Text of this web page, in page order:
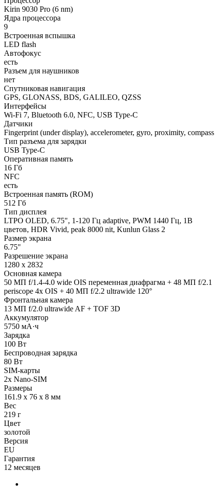
Kirin 9030 Pro (6 nm)
Ядра процессора
9
Встроенная вспышка
LED flash
Автофокус
есть
Разъем для наушников
нет
Спутниковая навигация
GPS, GLONASS, BDS, GALILEO, QZSS
Интерфейсы
Wi-Fi 7, Bluetooth 6.0, NFC, USB Type-C
Датчики
Fingerprint (under display), accelerometer, gyro, proximity, compass
Тип разъема для зарядки
USB Type-C
Оперативная память
16 Гб
NFC
есть
Встроенная память (ROM)
512 Гб
Тип дисплея
LTPO OLED, 6.75", 1-120 Гц adaptive, PWM 1440 Гц, 1B
цветов, HDR Vivid, peak 8000 nit, Kunlun Glass 2
Размер экрана
6.75"
Разрешение экрана
1280 x 2832
Основная камера
50 МП f/1.4-4.0 wide OIS переменная диафрагма + 48 МП f/2.1
periscope 4x OIS + 40 МП f/2.2 ultrawide 120°
Фронтальная камера
13 МП f/2.0 ultrawide AF + TOF 3D
Аккумулятор
5750 мА·ч
Зарядка
100 Вт
Беспроводная зарядка
80 Вт
SIM-карты
2x Nano-SIM
Размеры
161.9 x 76 x 8 мм
Вес
219 г
Цвет
золотой
Версия
EU
Гарантия
12 месяцев